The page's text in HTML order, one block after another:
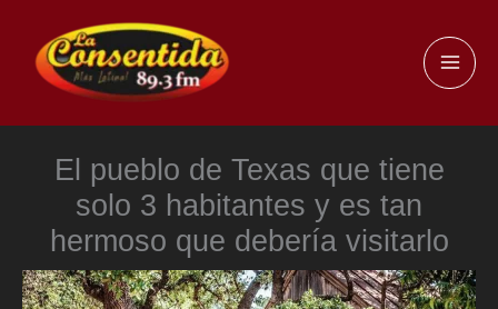
contenido
El pueblo de Texas que tiene
solo 3 habitantes y es tan
hermoso que debería visitarlo